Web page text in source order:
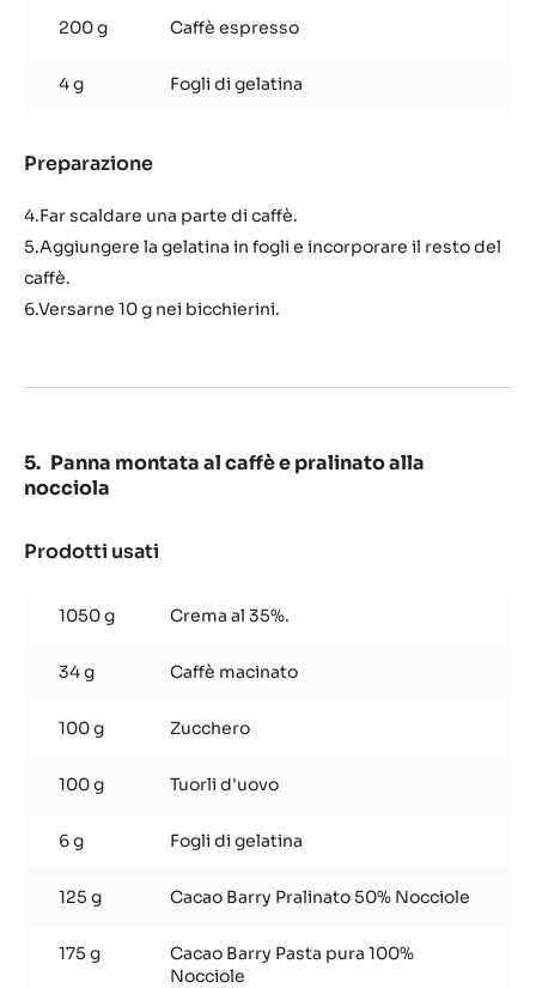
al
caffè
200 g Caffè espresso
4 g Fogli di gelatina
Preparazione
al
caffè
4.Far scaldare una parte di caffè.
5.Aggiungere la gelatina in fogli e incorporare il resto del
caffè.
6.Versarne 10 g nei bicchierini.
Panna montata al caffè e pralinato alla
nocciola
Prodotti usati
montata
al
e
alla
1050 g Crema al 35%.
34 g Caffè macinato
100 g Zucchero
100 g Tuorli d'uovo
6 g Fogli di gelatina
125 g Cacao Barry Pralinato 50% Nocciole
175 g
Cacao Barry Pasta pura 100%
Nocciole